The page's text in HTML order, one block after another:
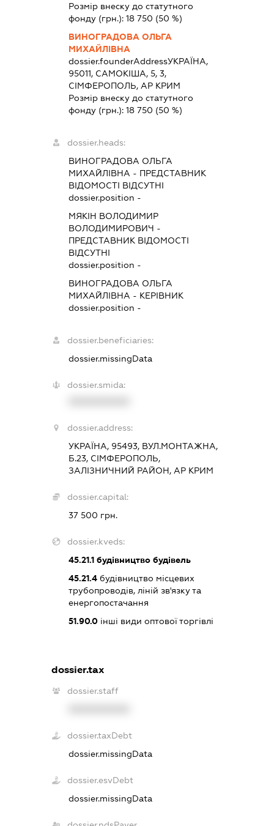
Розмір внеску до статутного
фонду (грн.):18 750 (50 %)
ВИНОГРАДОВА ОЛЬГА
МИХАЙЛІВНА
dossier.founderAddressУКРАЇНА,
95011, САМОКІША, 5, 3,
СІМФЕРОПОЛЬ, АР КРИМ
Розмір внеску до статутного
фонду (грн.):18 750 (50 %)
dossier.heads:
ВИНОГРАДОВА ОЛЬГА
МИХАЙЛІВНА - ПРЕДСТАВНИК
ВІДОМОСТІ ВІДСУТНІ
dossier.position -
МЯКІН ВОЛОДИМИР
ВОЛОДИМИРОВИЧ -
ПРЕДСТАВНИК ВІДОМОСТІ
ВІДСУТНІ
dossier.position -
ВИНОГРАДОВА ОЛЬГА
МИХАЙЛІВНА - КЕРІВНИК
dossier.position -
dossier.beneficiaries:
dossier.missingData
dossier.smida:
dossier.address:
УКРАЇНА, 95493, ВУЛ.МОНТАЖНА,
Б.23, СІМФЕРОПОЛЬ,
ЗАЛІЗНИЧНИЙ РАЙОН, АР КРИМ
dossier.capital:
37 500 грн.
dossier.kveds:
45.21.1 будівництво будівель
45.21.4 будівництво місцевих
трубопроводів, ліній зв'язку та
енергопостачання
51.90.0 інші види оптової торгівлі
dossier.tax
dossier.staff
dossier.taxDebt
dossier.missingData
dossier.esvDebt
dossier.missingData